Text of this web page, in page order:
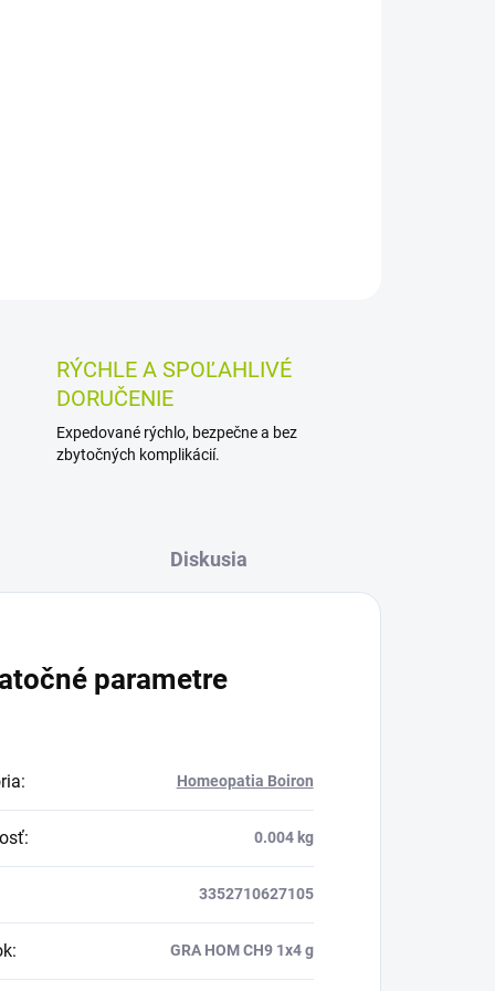
RÝCHLE A SPOĽAHLIVÉ
DORUČENIE
Expedované rýchlo, bezpečne a bez
zbytočných komplikácií.
Diskusia
parametre
: Homeopatia Boiron
: 0.004 kg
3352710627105
: GRA HOM CH9 1x4 g